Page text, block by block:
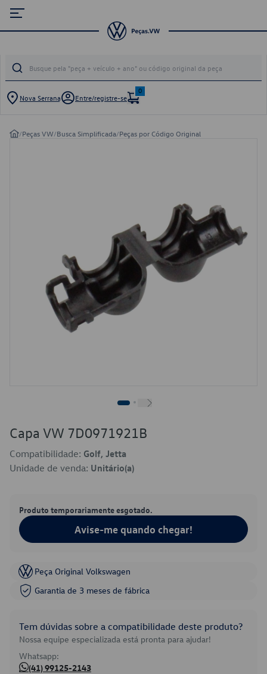
Nova Serrana Entre/registre-se
0
/Peças VW/Busca Simplificada/Peças por Código Original
Capa VW 7D0971921B
Compatibilidade: Golf, Jetta
Unidade de venda: Unitário(a)
Produto temporariamente esgotado.
Avise-me quando chegar!
Peça Original Volkswagen
Garantia de 3 meses de fábrica
Tem dúvidas sobre a compatibilidade deste produto?
Nossa equipe especializada está pronta para ajudar!
Whatsapp:
(41) 99125-2143